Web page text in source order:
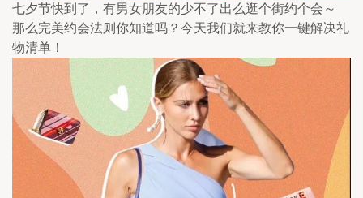
七夕节快到了，有男女朋友的少不了出么逛个街约个会～
那么完美约会法则你知道吗？今天我们就来教你一键解决礼
物清单！